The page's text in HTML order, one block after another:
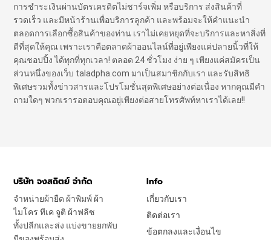
การชำระเงินผ่านบัตรเครดิตไม่ชาร์จเพิ่ม หรือบริการ ส่งสินค้าที่
รวดเร็ว และมีหน้าร้านเพื่อบริการลูกค้า และพร้อมจะให้คำแนะนำ
ตลอดการเลือกซื้อสินค้าของท่าน เราไม่เคยหยุดที่จะบริการและหาสิ่งที่
ดีที่สุดให้คุณ เพราะเราคือตลาดผ้าออนไลน์ที่อยู่เพียงแค่ปลายนิ้วที่ให้
คุณชอปปิ้ง ได้ทุกที่ทุกเวลา! ตลอด 24 ชั่วโมง ง่าย ๆ เพียงแค่สมัครเป็น
ส่วนหนึ่งของเว็บ taladpha.com มาเป็นสมาชิกกับเรา และรับสิทธิ
พิเศษรวมทั้งข่าวสารและโปรโมชั่นสุดพิเศษอย่างต่อเนื่อง หากคุณมีคำ
ถามใดๆ พวกเรารอตอบคุณอยู่เพียงต่อสายโทรศัพท์หาเราได้เลย!!
บริษัท จงสถิตย์ จำกัด
จำหน่ายผ้ายืด ผ้าพิมพ์ ผ้า
ไมโคร ทีเค จูติ ผ้าฟลีซ
ทั้งปลีกและส่ง แบ่งขายยกพับ
Info
เกี่ยวกับเรา
ติดต่อเรา
ข้อตกลงและเงื่อนไข